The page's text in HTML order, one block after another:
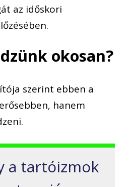
az időskori
okosan?
szerint ebben a
hanem
a tartóizmok